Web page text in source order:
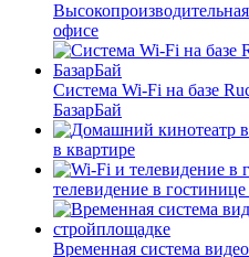
офисе
Система Wi-Fi на базе
БазарБай
в квартире
телевидение в
Временная система